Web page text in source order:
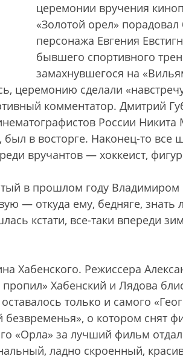
церемонии вручения
«Золотой орел»
персонажа Евгения
бывшего спортивного
замахнувшегося на
церемонию сделали
комментатор. Дмитрий
России Никита
в восторге. Наконец-то все
вручантов — хоккеист,
в прошлом году Владимиром
— откуда ему, бедняге, знать
кстати, все-таки впереди
Хабенского. Режиссера
Хабенский и Лядова
только и самого
о котором снят
«Орла» за лучший фильм
ладно скроенный,